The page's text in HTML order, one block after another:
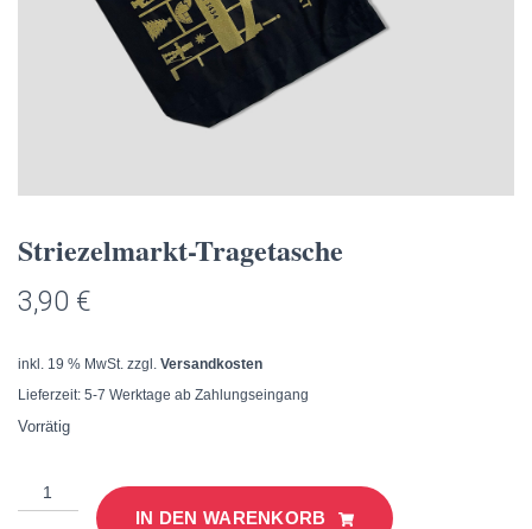
Striezelmarkt-Tragetasche
3,90 €
inkl. 19 % MwSt. zzgl. Versandkosten
Lieferzeit: 5-7 Werktage ab Zahlungseingang
Vorrätig
Striezelmarkt-
Tragetasche
IN DEN WARENKORB